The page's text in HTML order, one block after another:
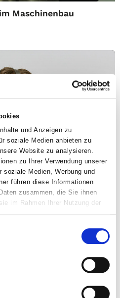
und Anzeigen zu
soziale Medien anbieten zu
Website zu analysieren.
zu Ihrer Verwendung unserer
Medien, Werbung und
führen diese Informationen
zusammen, die Sie ihnen
im Rahmen Ihrer Nutzung der
Maschinenbau
in der